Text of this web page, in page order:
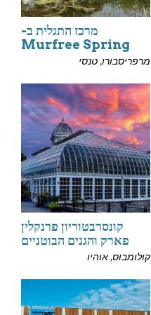
מרכז התגלית ב-
Murfree Spring
מרפריסבורו, טנסי
קונסרבטוריון פרנקלין
פארק והגנים הבוטניים
קולומבוס, אוהיו